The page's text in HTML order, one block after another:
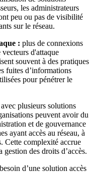
les administrateurs
peu ou pas de visibilité
sur le réseau.
: plus de connexions
d'attaque
souvent à des pratiques
fuites d’informations
pour pénétrer le
avec plusieurs solutions
peuvent avoir du
et de gouvernance
ayant accès au réseau, à
Cette complexité accrue
gestion des droits d’accès.
d’une solution accès